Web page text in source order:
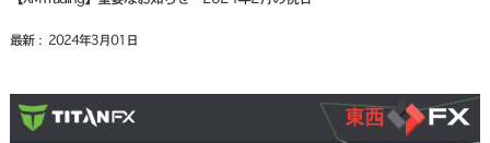
最新： 2024年3月01日